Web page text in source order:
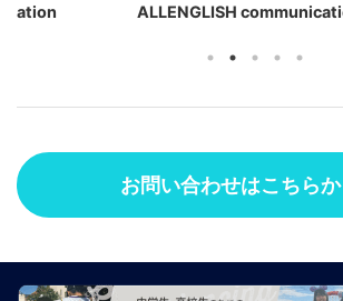
ALLENGLISH
お問い合わせはこちらか